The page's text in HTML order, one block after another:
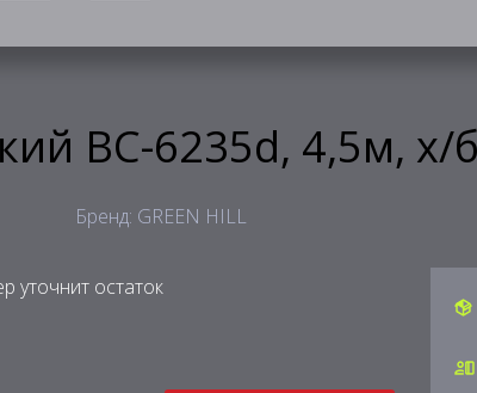
BC-6235d, 4,5м,
Бренд: GREEN HILL
уточнит остаток